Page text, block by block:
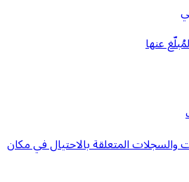
عنها
والسجلات المتعلقة بالاحتيال في مكان